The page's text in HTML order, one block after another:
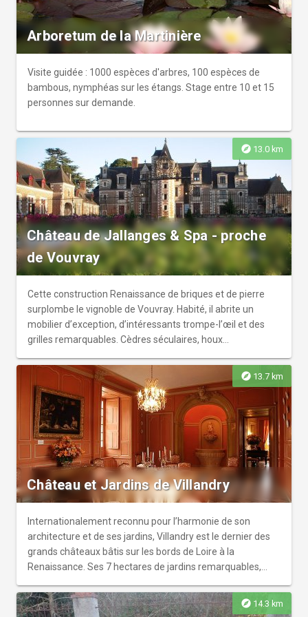
Arboretum de la Martinière
Visite guidée : 1000 espèces d'arbres, 100 espèces de
bambous, nymphéas sur les étangs. Stage entre 10 et 15
personnes sur demande.
explore 13.0 km
Château de Jallanges & Spa - proche
de Vouvray
Cette construction Renaissance de briques et de pierre
surplombe le vignoble de Vouvray. Habité, il abrite un
mobilier d’exception, d’intéressants trompe-l’œil et des
grilles remarquables. Cèdres séculaires, houx
Renaissance à la française est classé « Jardin
remarquable ».
explore 13.7 km
Château et Jardins de Villandry
Internationalement reconnu pour l’harmonie de son
architecture et de ses jardins, Villandry est le dernier des
grands châteaux bâtis sur les bords de Loire à la
Renaissance. Ses 7 hectares de jardins remarquables,
diversité et équilibre. On y découvre le potager décoratif,
les jardins d’ornement, le jardin d’eau, le jardin des simples,
explore 14.3 km